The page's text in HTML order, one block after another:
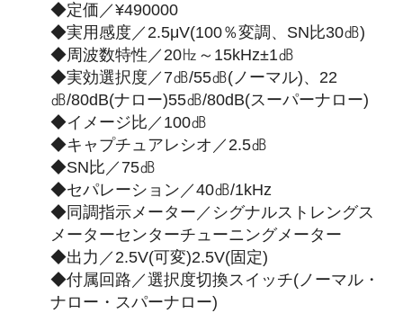
◆定価／¥490000
◆実用感度／2.5μV(100％変調、SN比30㏈)
◆周波数特性／20㎐～15kHz±1㏈
◆実効選択度／7㏈/55㏈(ノーマル)、22
㏈/80dB(ナロー)55㏈/80dB(スーパーナロー)
◆イメージ比／100㏈
◆キャプチュアレシオ／2.5㏈
◆SN比／75㏈
◆セパレーション／40㏈/1kHz
◆同調指示メーター／シグナルストレングス
メーターセンターチューニングメーター
◆出力／2.5V(可変)2.5V(固定)
◆付属回路／選択度切換スイッチ(ノーマル・
ナロー・スパーナロー)